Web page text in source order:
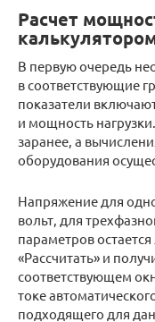
Расчет
В первую очередь
в соответствующие
показатели
и мощность
заранее, а
оборудования
Напряжение для
вольт, для
параметров
«Рассчитать» и
соответствующем
токе
подходящего для